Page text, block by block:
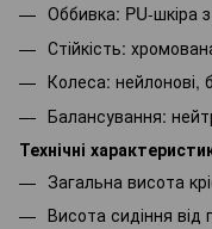
Оббивка: PU-шкіра
Стійкість:
Колеса: нейлонові,
Балансування:
Технічні
Загальна висота
Висота сидіння від